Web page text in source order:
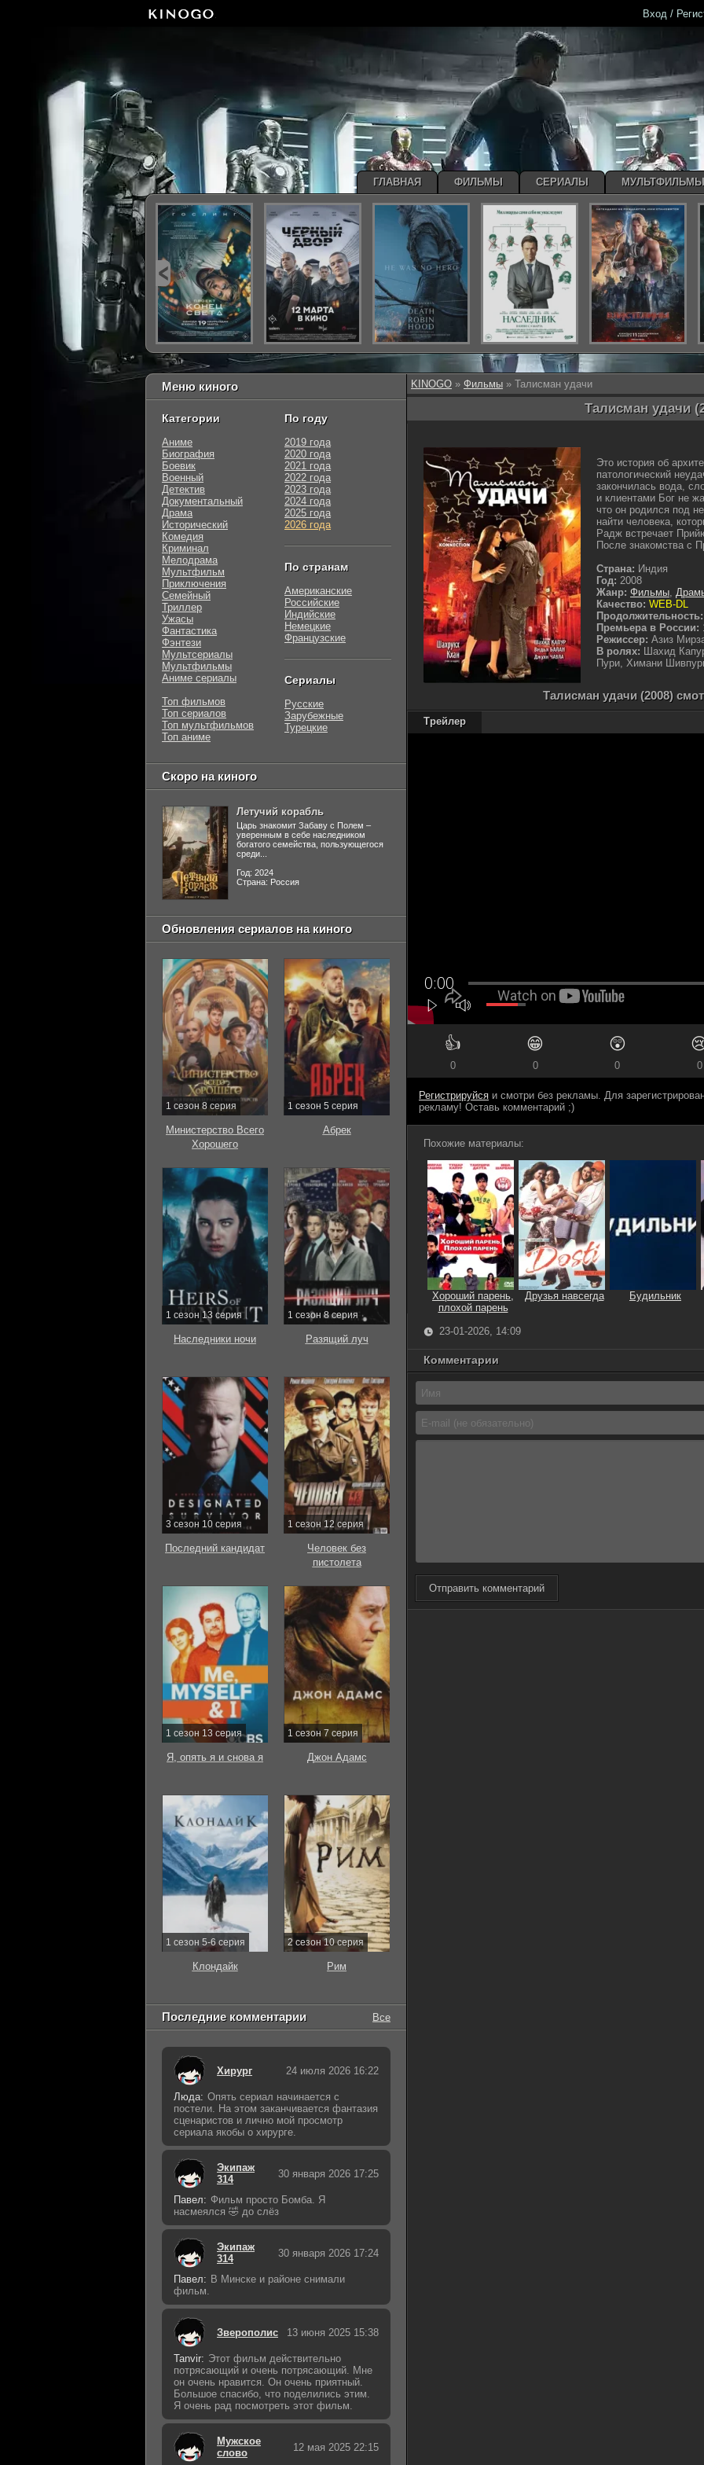
KINOGO » Фильмы » Талисман удачи
Талисман удачи
Это история об
патологический
закончилась вода,
и клиентами Бог не
что он родился под
найти человека,
Радж встречает
После знакомства с
Страна: Индия
Год: 2008
Жанр: Фильмы,
Качество: WEB-DL
Продолжительность:
Премьера в России:
Режиссер: Азиз
В ролях: Шахид
Пури, Химани
Талисман удачи (2008)
Трейлер
👍
0
😁
0
😲
0 0
Регистрируйся и смотри без рекламы. Для
рекламу! Оставь комментарий ;)
Похожие материалы:
Хороший парень,
плохой парень
Друзья навсегда Будильник
23-01-2026, 14:09
Комментарии
Отправить комментарий
Меню киного
Категории
Аниме
Биография
Боевик
Военный
Детектив
Документальный
Драма
Исторический
Комедия
Криминал
Мелодрама
Мультфильм
Приключения
Семейный
Триллер
Ужасы
Фантастика
Фэнтези
Мультсериалы
Мультфильмы
Аниме сериалы
Топ фильмов
Топ сериалов
Топ мультфильмов
Топ аниме
По году
2019 года
2020 года
2021 года
2022 года
2023 года
2024 года
2025 года
2026 года
По странам
Американские
Российские
Индийские
Немецкие
Французские
Сериалы
Русские
Зарубежные
Турецкие
Скоро на киного
Летучий корабль
Царь знакомит Забаву с Полем –
уверенным в себе наследником
богатого семейства, пользующегося
среди...
Год: 2024
Страна: Россия
Обновления сериалов на киного
1 сезон 8 серия
Министерство Всего
Хорошего
1 сезон 5 серия
Абрек
1 сезон 13 серия
Наследники ночи
1 сезон 8 серия
Разящий луч
3 сезон 10 серия
Последний кандидат
1 сезон 12 серия
Человек без
пистолета
1 сезон 13 серия
Я, опять я и снова я
1 сезон 7 серия
Джон Адамс
1 сезон 5-6 серия
Клондайк
2 сезон 10 серия
Рим
Последние комментарии Все
Хирург 24 июля 2026 16:22
Люда: Опять сериал начинается с
постели. На этом заканчивается фантазия
сценаристов и лично мой просмотр
сериала якобы о хирурге.
Экипаж
314
30 января 2026 17:25
Павел: Фильм просто Бомба. Я
насмеялся 🤣 до слёз
Экипаж
314
30 января 2026 17:24
Павел: В Минске и районе снимали
фильм.
Зверополис 13 июня 2025 15:38
Tanvir: Этот фильм действительно
потрясающий и очень потрясающий. Мне
он очень нравится. Он очень приятный.
Большое спасибо, что поделились этим.
Я очень рад посмотреть этот фильм.
Мужское
слово
12 мая 2025 22:15
Вход /
ГЛАВНАЯ ФИЛЬМЫ СЕРИАЛЫ МУЛЬТФИЛЬМЫ